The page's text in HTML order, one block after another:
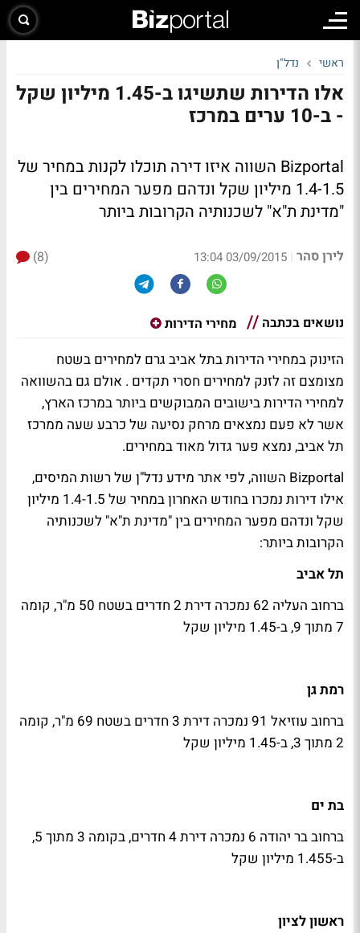
ראשי נדל"ן
אלו הדירות שתשיגו ב-1.45 מיליון שקל
- ב-10 ערים במרכז
Bizportal השווה איזו דירה תוכלו לקנות במחיר של
1.4-1.5 מיליון שקל ונדהם מפער המחירים בין
"מדינת ת"א" לשכנותיה הקרובות ביותר
לירן סהר |
03/09/2015 13:04
(8)
נושאים בכתבה מחירי הדירות
הזינוק במחירי הדירות בתל אביב גרם למחירים בשטח
מצומצם זה לזנק למחירים חסרי תקדים . אולם גם בהשוואה
למחירי הדירות בישובים המבוקשים ביותר במרכז הארץ,
אשר לא פעם נמצאים מרחק נסיעה של כרבע שעה ממרכז
תל אביב, נמצא פער גדול מאוד במחירים.
Bizportal השווה, לפי אתר מידע נדל"ן של רשות המיסים,
אילו דירות נמכרו בחודש האחרון במחיר של 1.4-1.5 מיליון
שקל ונדהם מפער המחירים בין "מדינת ת"א" לשכנותיה
הקרובות ביותר:
תל אביב
ברחוב העליה 62 נמכרה דירת 2 חדרים בשטח 50 מ"ר, קומה
7 מתוך 9, ב-1.45 מיליון שקל
רמת גן
ברחוב עוזיאל 91 נמכרה דירת 3 חדרים בשטח 69 מ"ר, קומה
2 מתוך 3, ב-1.45 מיליון שקל
בת ים
ברחוב בר יהודה 6 נמכרה דירת 4 חדרים, בקומה 3 מתוך 5,
ב-1.455 מיליון שקל
ראשון לציון